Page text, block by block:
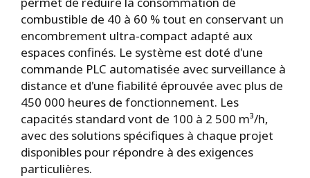
combustible de 40 à 60 % tout en conservant un
encombrement ultra-compact adapté aux
espaces confinés. Le système est doté d'une
commande PLC automatisée avec surveillance à
distance et d'une fiabilité éprouvée avec plus de
450 000 heures de fonctionnement. Les
capacités standard vont de 100 à 2 500 m³/h,
avec des solutions spécifiques à chaque projet
disponibles pour répondre à des exigences
particulières.